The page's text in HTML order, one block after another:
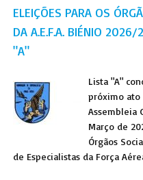
ELEIÇÕES PARA OS
DA A.E.F.A. BIÉNIO
"A"
Lista "A"
próximo
Assembleia
Março de
Órgãos
de Especialistas da Força